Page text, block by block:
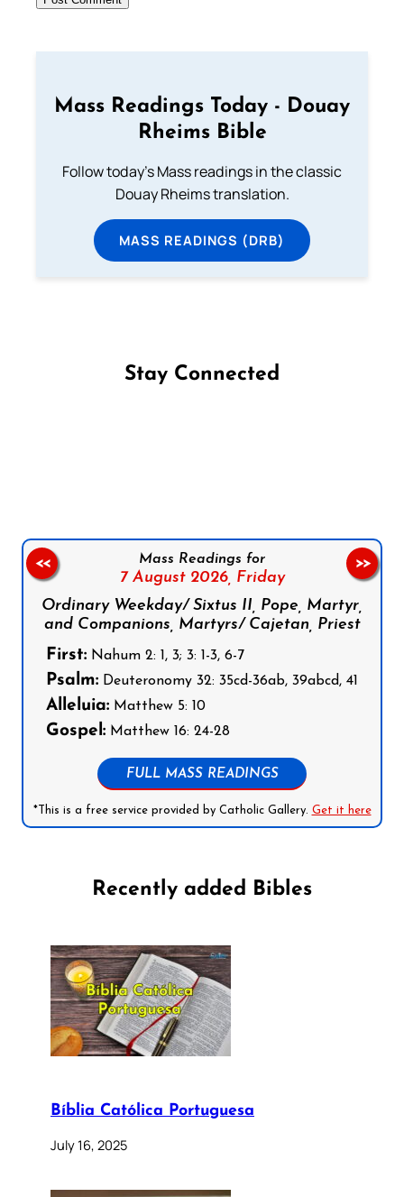
Mass Readings Today - Douay
Rheims Bible
Follow today's Mass readings in the classic
Douay Rheims translation.
MASS READINGS (DRB)
Stay Connected
Mass Readings for
7 August 2026, Friday
Ordinary Weekday/ Sixtus II, Pope, Martyr,
and Companions, Martyrs/ Cajetan, Priest
First: Nahum 2: 1, 3; 3: 1-3, 6-7
Psalm: Deuteronomy 32: 35cd-36ab, 39abcd, 41
Alleluia: Matthew 5: 10
Gospel: Matthew 16: 24-28
FULL MASS READINGS
*This is a free service provided by Catholic Gallery. Get it here
<< >>
Recently added Bibles
Bíblia Católica Portuguesa
July 16, 2025